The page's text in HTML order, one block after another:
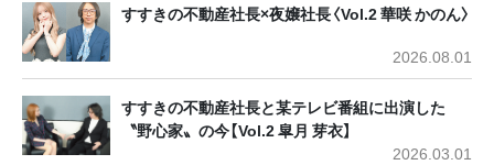
すすきの不動産社長×夜嬢社長〈Vol.2 華咲 かのん〉
2026.08.01
すすきの不動産社長と某テレビ番組に出演した
〝野心家〟の今【Vol.2 皐月 芽衣】
2026.03.01